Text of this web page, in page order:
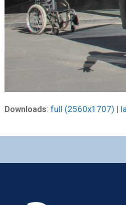
Downloads: full (2560x1707) |